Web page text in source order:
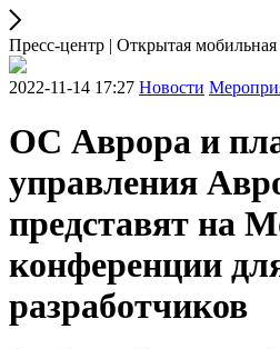
Пресс-центр | Открытая
2022-11-14 17:27 Новости
ОС Аврора и
управления
представят на
конференции
разработчиков